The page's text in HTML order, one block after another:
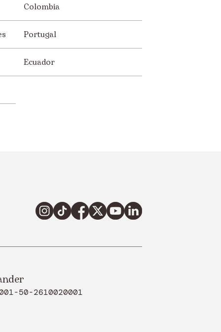
Colombia
Portugal
Ecuador
50-2610020001